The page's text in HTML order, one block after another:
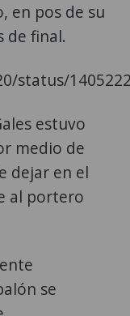
en pos de su
de final.
status/
estuvo
medio de
dejar en el
al portero
se